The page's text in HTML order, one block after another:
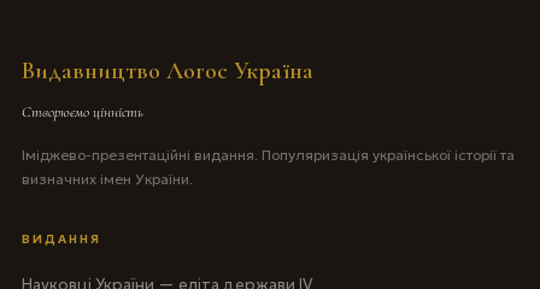
Видавництво Логос Україна
Створюємо цінність
Іміджево-презентаційні видання. Популяризація української історії та
визначних імен України.
ВИДАННЯ